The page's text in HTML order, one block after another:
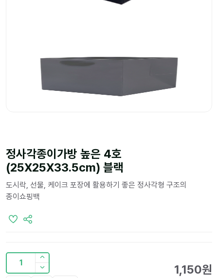
정사각종이가방 높은 4호
(25X25X33.5cm) 블랙
도시락, 선물, 케이크 포장에 활용하기 좋은 정사각형 구조의
종이쇼핑백
1 1,150원